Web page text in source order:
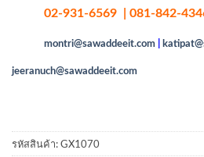
02-931-6569 | 081-842-
montri@sawaddeeit.com
jeeranuch@sawaddeeit.com
รหัสสินค้า:GX1070